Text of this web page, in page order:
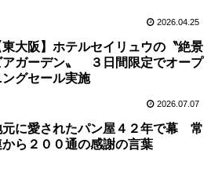
2026.04.25
東大阪】ホテルセイリュウの〝絶景
アガーデン〟 ３日間限定でオープ
ングセール実施
2026.07.07
元に愛されたパン屋４２年で幕 常
から２００通の感謝の言葉